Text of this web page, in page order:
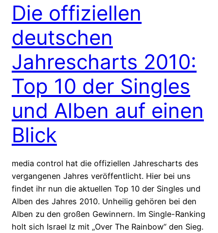
Die offiziellen
deutschen
Jahrescharts 2010:
Top 10 der Singles
und Alben auf einen
Blick
media control hat die offiziellen Jahrescharts des
vergangenen Jahres veröffentlicht. Hier bei uns
findet ihr nun die aktuellen Top 10 der Singles und
Alben des Jahres 2010. Unheilig gehören bei den
Alben zu den großen Gewinnern. Im Single-Ranking
holt sich Israel Iz mit „Over The Rainbow“ den Sieg.